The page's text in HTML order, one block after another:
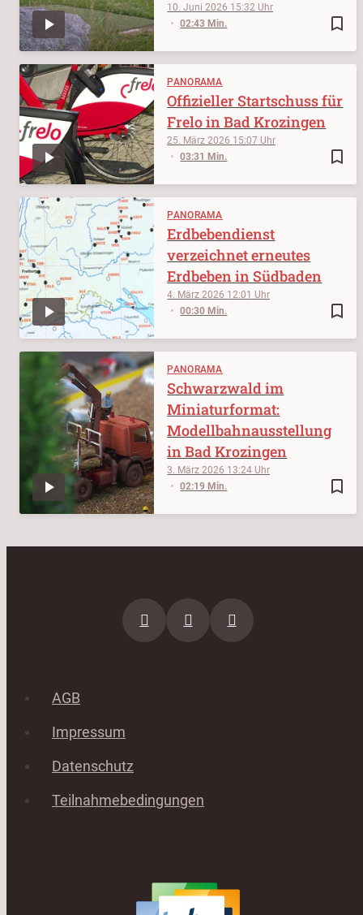
bookmark_border
10. Juni 2026 15:32
02:43 Min.
PANORAMA
bookmark_border
25. März 2026 15:07
03:31 Min.
Offizieller Startschuss für
Frelo in Bad Krozingen
PANORAMA
bookmark_border
4. März 2026 12:01
00:30 Min.
Erdbebendienst
verzeichnet erneutes
Erdbeben in Südbaden
PANORAMA
bookmark_border
3. März 2026 13:24
02:19 Min.
Schwarzwald im
Miniaturformat:
Modellbahnausstellung
in Bad Krozingen
AGB
Impressum
Datenschutz
Teilnahmebedingungen